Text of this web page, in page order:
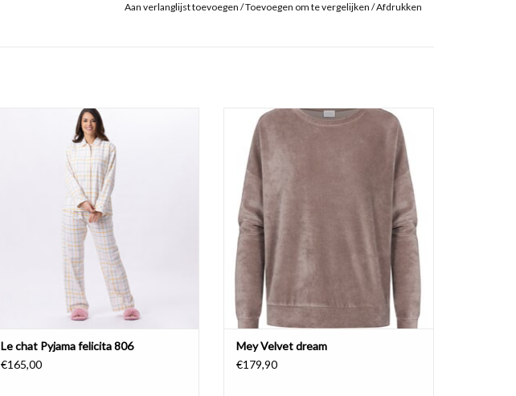
Aan verlanglijst toevoegen /Toevoegen om te vergelijken /Afdrukken
Dames pyjama.
50% katoen, 50% polyester.
TOEVOEGEN AAN WINKELWAGEN
Le chat Pyjama felicita 806
€165,00
Dames Pyjama
TOEVOEGEN AAN WINKELWAGEN
Mey Velvet dream
€179,90